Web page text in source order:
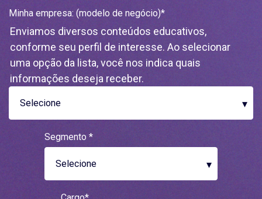
Minha empresa: (modelo de negócio)*
Enviamos diversos conteúdos educativos,
conforme seu perfil de interesse. Ao selecionar
uma opção da lista, você nos indica quais
informações deseja receber.
Segmento *